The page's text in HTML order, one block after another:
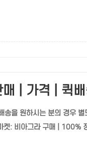
| 가격 | 퀵
을 원하시는 분의 경우
아그라 구매 | 100% 정